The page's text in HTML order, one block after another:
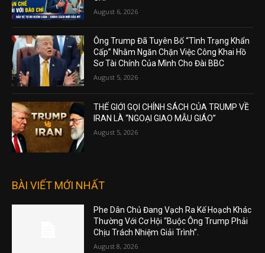
August 6, 2026
Ông Trump Đã Tuyên Bố “Tình Trạng Khẩn
Cấp” Nhằm Ngăn Chặn Việc Công Khai Hồ
Sơ Tài Chính Của Mình Cho Đài BBC
August 5, 2026
THẾ GIỚI GỌI CHÍNH SÁCH CỦA TRUMP VỀ
IRAN LÀ “NGOẠI GIAO MẪU GIÁO”
August 5, 2026
BÀI VIẾT MỚI NHẤT
Phe Dân Chủ Đang Vạch Ra Kế Hoạch Khác
Thường Với Cơ Hội “Buộc Ông Trump Phải
Chịu Trách Nhiệm Giải Trình”.
August 8, 2026